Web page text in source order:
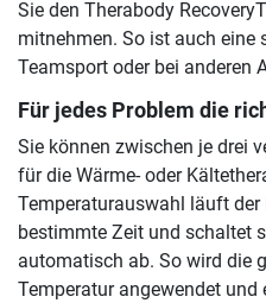
Sie den Therabody
mitnehmen. So ist auch eine
Teamsport oder bei anderen
Für jedes Problem die
Sie können zwischen je drei
für die Wärme- oder
Temperaturauswahl läuft der
bestimmte Zeit und schaltet
automatisch ab. So wird die
Temperatur angewendet und